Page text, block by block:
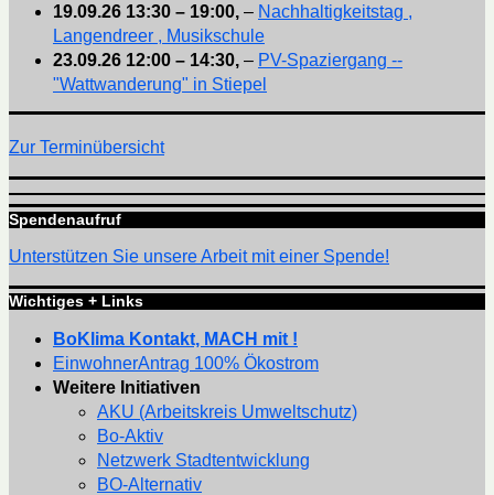
19.09.26 13:30 – 19:00, – Nachhaltigkeitstag ,
Langendreer , Musikschule
23.09.26 12:00 – 14:30, – PV-Spaziergang --
"Wattwanderung" in Stiepel
Zur Terminübersicht
Spendenaufruf
Unterstützen Sie unsere Arbeit mit einer Spende!
Wichtiges + Links
BoKlima Kontakt, MACH mit !
EinwohnerAntrag 100% Ökostrom
Weitere Initiativen
AKU (Arbeitskreis Umweltschutz)
Bo-Aktiv
Netzwerk Stadtentwicklung
BO-Alternativ